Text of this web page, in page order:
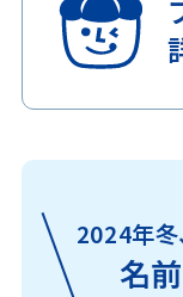
2024年
名